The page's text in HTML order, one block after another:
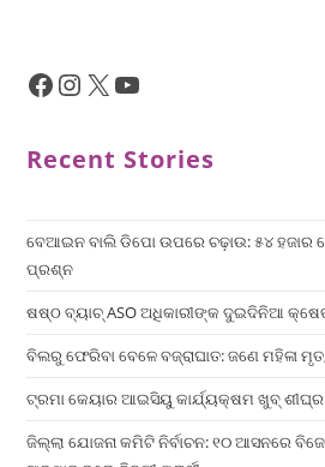
Recent Stories
ବେଆଇନ ବାଲି ଡିପୋ ଉପରେ ଚଢ଼ାଉ: ୫୪ ହଜାର
ପ୍ରଶ୍ନ
ଷଷ୍ଠ ବ୍ୟାଚ୍‌ ASO ଅଧିକାରୀଙ୍କ ଦୁଇଦିନିଆ
ବିଲରୁ ଫେରିବା ବେଳେ ବଜ୍ରାଘାତ: ଜଣେ ମହିଳା
ଟ୍ରମା କେୟାର ଆଇସିୟୁ କାର୍ଯ୍ୟକ୍ଷମ ଖୁବ୍ ଶୀଘ୍ର
ଜିଲ୍ଲା ଯୋଜନା କମିଟି ନିର୍ବାଚନ: ୧୦ ଆସନରେ